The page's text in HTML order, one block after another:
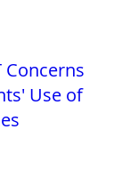
Concerns
Use of